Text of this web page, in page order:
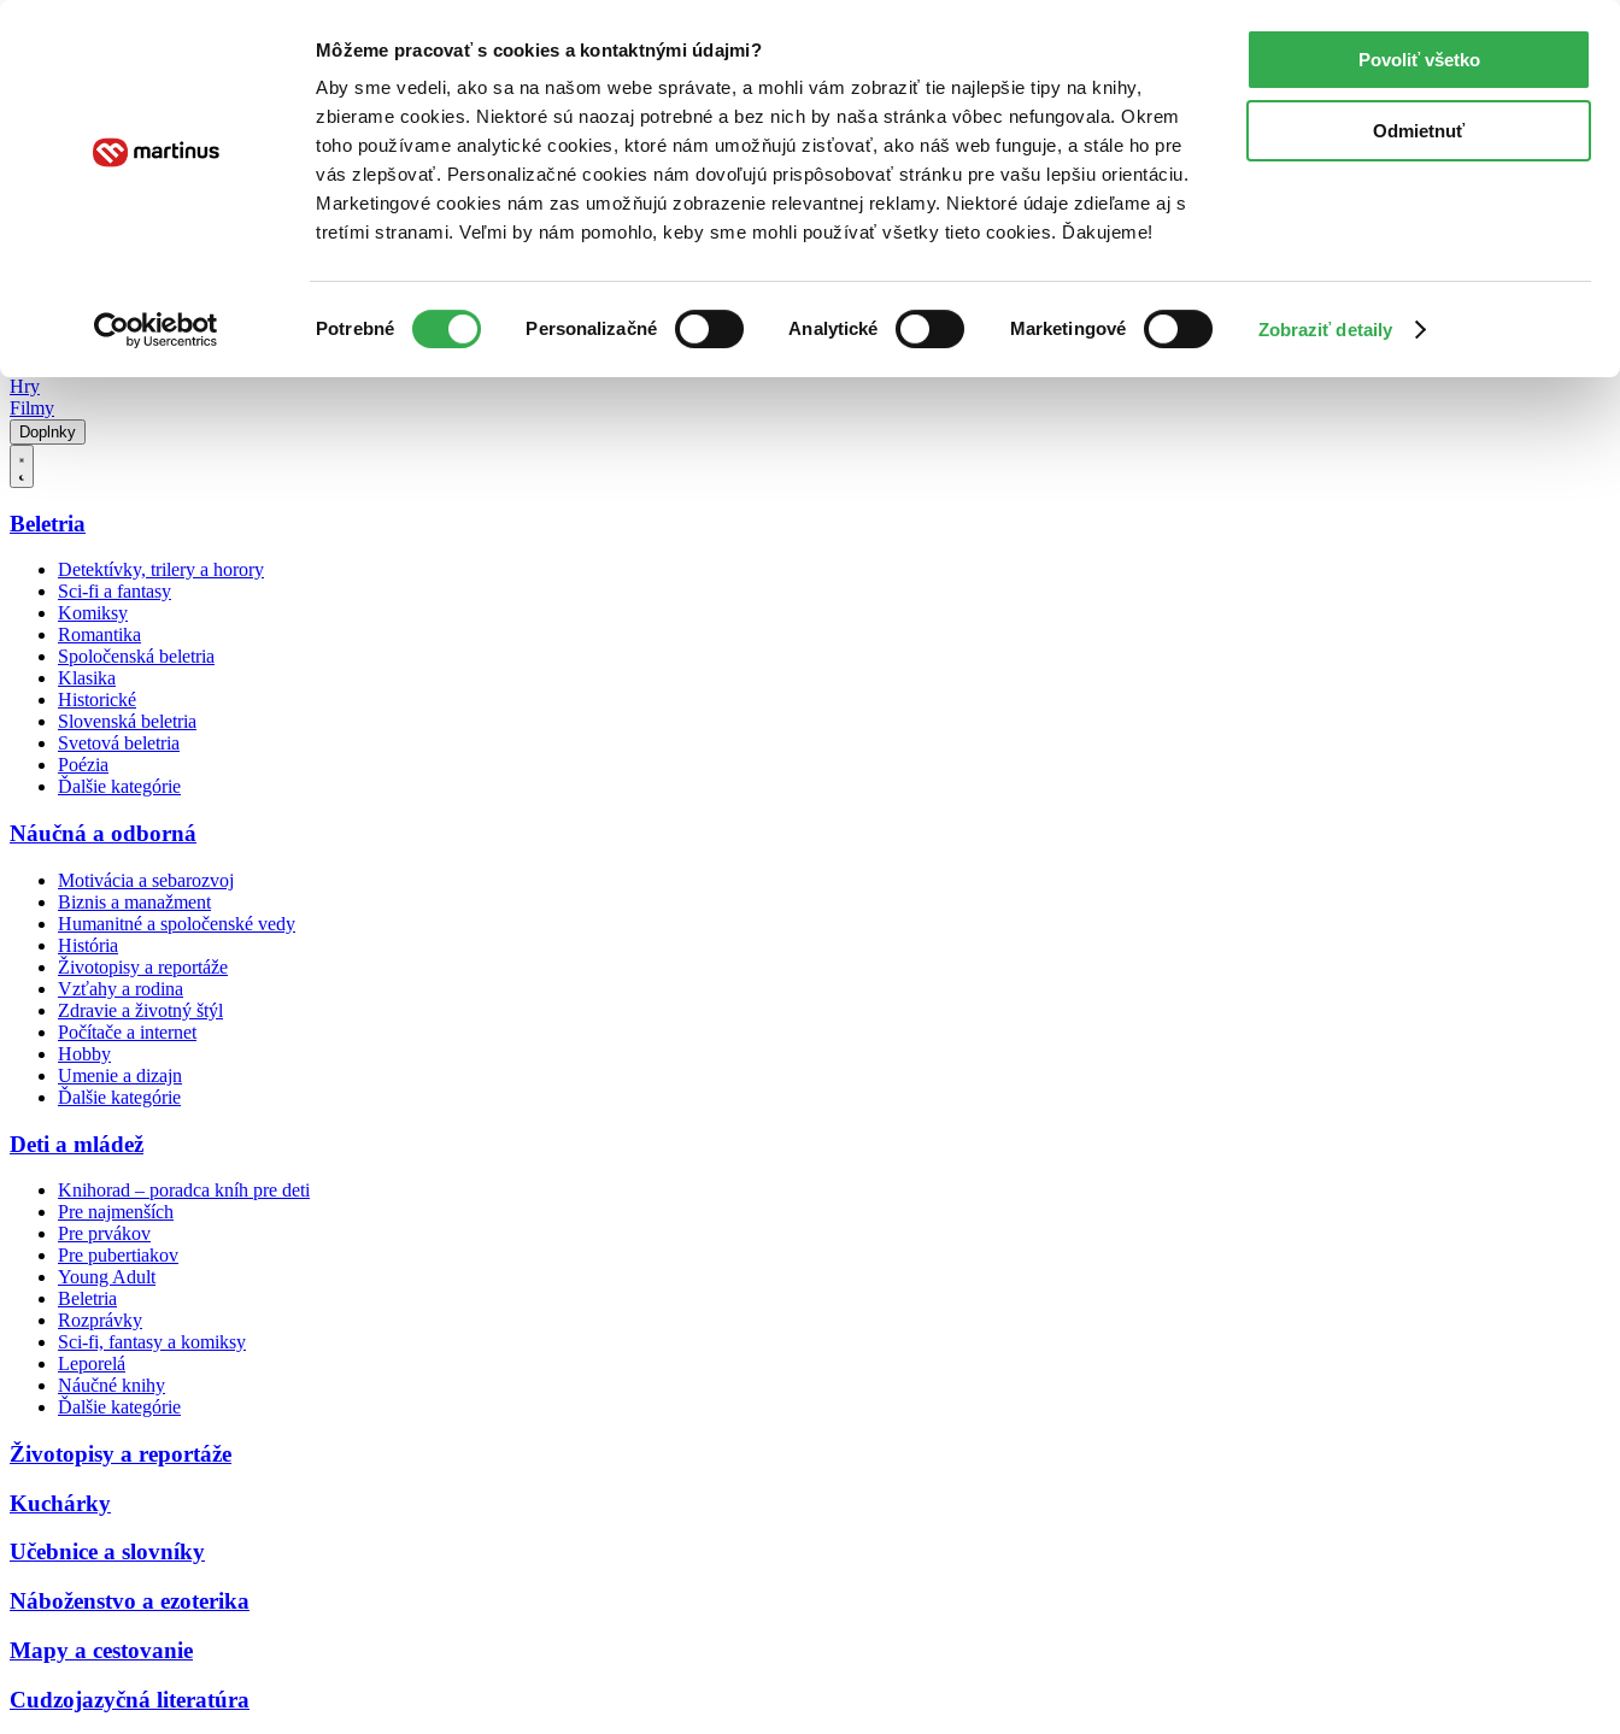
Môžeme pracovať s cookies a kontaktnými údajmi?
Aby sme vedeli, ako sa na našom webe správate, a mohli vám zobraziť tie najlepšie tipy na knihy,
zbierame cookies. Niektoré sú naozaj potrebné a bez nich by naša stránka vôbec nefungovala. Okrem
toho používame analytické cookies, ktoré nám umožňujú zisťovať, ako náš web funguje, a stále ho pre
vás zlepšovať. Personalizačné cookies nám dovoľujú prispôsobovať stránku pre vašu lepšiu orientáciu.
Marketingové cookies nám zas umožňujú zobrazenie relevantnej reklamy. Niektoré údaje zdieľame aj s
tretími stranami. Veľmi by nám pomohlo, keby sme mohli používať všetky tieto cookies. Ďakujeme!
súhlasu
Potrebné Personalizačné Analytické Marketingové Zobraziť detaily
Povoliť všetko
Odmietnuť
Poukážky Kontakt
Hry
Filmy
Doplnky
Beletria
Detektívky, trilery a horory
Sci-fi a fantasy
Komiksy
Romantika
Spoločenská beletria
Klasika
Historické
Slovenská beletria
Svetová beletria
Poézia
Ďalšie kategórie
Náučná a odborná
Motivácia a sebarozvoj
Biznis a manažment
Humanitné a spoločenské vedy
História
Životopisy a reportáže
Vzťahy a rodina
Zdravie a životný štýl
Počítače a internet
Hobby
Umenie a dizajn
Ďalšie kategórie
Deti a mládež
Knihorad – poradca kníh pre deti
Pre najmenších
Pre prvákov
Pre pubertiakov
Young Adult
Beletria
Rozprávky
Sci-fi, fantasy a komiksy
Leporelá
Náučné knihy
Ďalšie kategórie
Životopisy a reportáže
Kuchárky
Učebnice a slovníky
Náboženstvo a ezoterika
Mapy a cestovanie
Cudzojazyčná literatúra